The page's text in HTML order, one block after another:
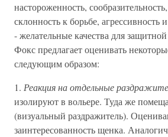
настороженность,
склонность к борьбе, агрессивность
- желательные качества для
Фокс предлагает оценивать
следующим образом:
1. Реакция на отдельные
изолируют в вольере. Туда же
(визуальный раздражитель).
заинтересованность щенка.